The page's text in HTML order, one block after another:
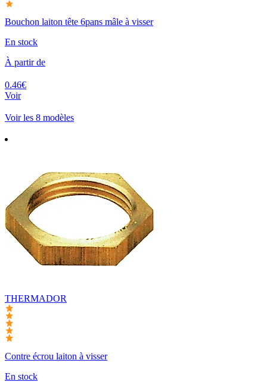
Bouchon laiton tête 6pans mâle à visser
En stock
À partir de
0.46€
Voir
Voir les 8 modèles
THERMADOR
Contre écrou laiton à visser
En stock